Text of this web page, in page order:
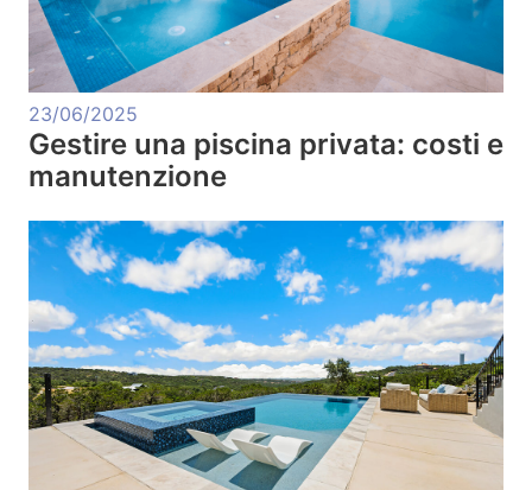
23/06/2025
Gestire una piscina privata: costi e
manutenzione